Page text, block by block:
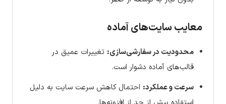
معایب سایت‌های آماده
محدودیت در سفارشی‌سازی: تغییرات عمیق در
قالب‌های آماده دشوار است.
سرعت و عملکرد: احتمال کاهش سرعت سایت به دلیل